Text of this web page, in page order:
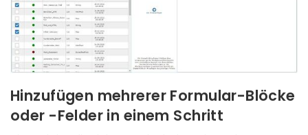
Hinzufügen mehrerer Formular-Blöcke
oder -Felder in einem Schritt